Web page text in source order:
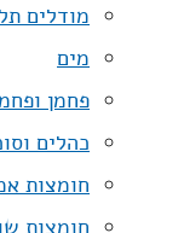
מודלים
מים
פחמן
כהלים
חומצות
חומצות